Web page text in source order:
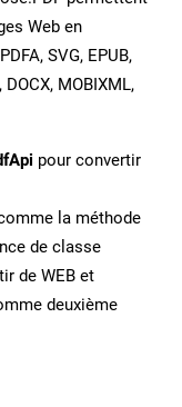
Web en
SVG, EPUB,
DOCX, MOBIXML,
pour convertir
la méthode
de classe
de WEB et
deuxième